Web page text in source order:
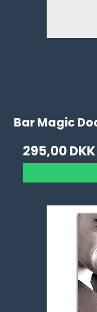
Bar Magic
295,00 DKK